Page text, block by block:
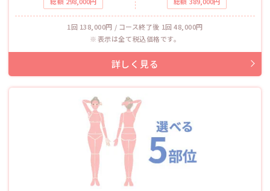
1回 138,000円 / コース終了後 1回 48,000円
表示は全て税込価格です。